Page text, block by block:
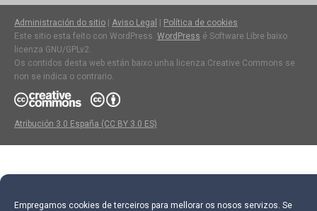
Empregamos cookies de terceiros para mellorar os nosos servizos. Se
Administración do sitio | Aviso Legal | Política de cookies
Este sitio esta feito con WordPress. WordPress é Software Libre baixo
licenza GNU/GPLv2.
Os contidos desta web están baixo unha licenza Creative Commons se
non se indica o contrario.
Atribución 3.0 España (CC BY 3.0 ES)